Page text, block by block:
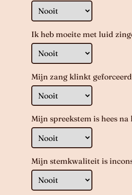
Ik heb moeite met luid
Mijn zang klinkt
Mijn spreekstem is hees na
Mijn stemkwaliteit is